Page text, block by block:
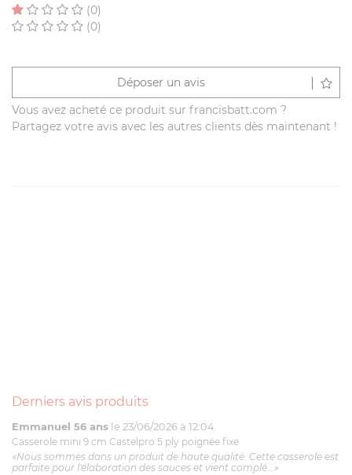
(0)
(0)
Déposer un avis
Vous avez acheté ce produit sur francisbatt.com ?
Partagez votre avis avec les autres clients dès maintenant !
Derniers avis produits
Emmanuel 56 ans le 23/06/2026 à 12:04
Casserole mini 9 cm Castelpro 5 ply poignée fixe
«Nous sommes dans un produit de haute qualité. Cette casserole est
parfaite pour l'élaboration des sauces et vient complé...»